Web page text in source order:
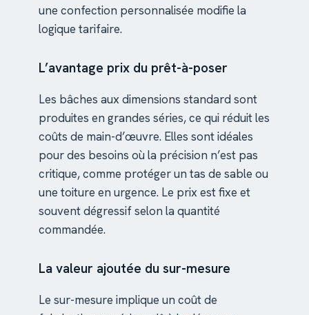
une confection personnalisée modifie la
logique tarifaire.
L’avantage prix du prêt-à-poser
Les bâches aux dimensions standard sont
produites en grandes séries, ce qui réduit les
coûts de main-d’œuvre. Elles sont idéales
pour des besoins où la précision n’est pas
critique, comme protéger un tas de sable ou
une toiture en urgence. Le prix est fixe et
souvent dégressif selon la quantité
commandée.
La valeur ajoutée du sur-mesure
Le sur-mesure implique un coût de